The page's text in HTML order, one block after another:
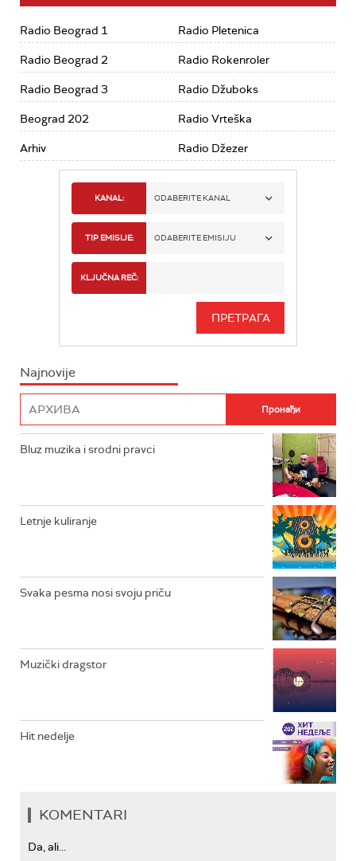
Radio Beograd 1
Radio Beograd 2
Radio Beograd 3
Beograd 202
Arhiv
Radio Pletenica
Radio Rokenroler
Radio Džuboks
Radio Vrteška
Radio Džezer
KANAL: ODABERITE KANAL
RADIO BEOGRAD 1
RADIO BEOGRAD 3
RADIO ROKENROLER
TIP EMISIJE: ODABERITE EMISIJU
INFO
KLJUČNA REČ:
Najnovije
Bluz muzika i srodni pravci
Letnje kuliranje
Svaka pesma nosi svoju priču
Muzički dragstor
Hit nedelje
KOMENTARI
Da, ali...